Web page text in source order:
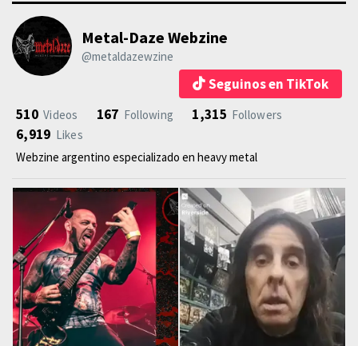
Metal-Daze Webzine
@metaldazewzine
Seguinos en TikTok
510 Videos 167 Following 1,315 Followers
6,919 Likes
Webzine argentino especializado en heavy metal